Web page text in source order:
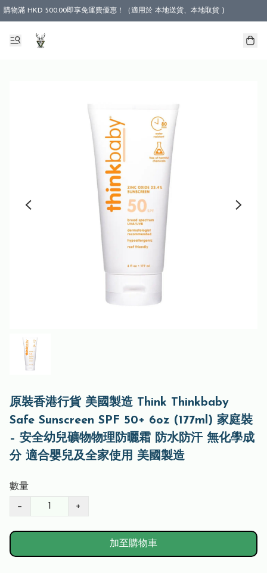
購物滿 HKD 500.00即享免運費優惠！（適用於 本地送貨、本地取貨 )
原裝香港行貨 美國製造 Think Thinkbaby
Safe Sunscreen SPF 50+ 6oz (177ml) 家庭裝
– 安全幼兒礦物物理防曬霜 防水防汗 無化學成
分 適合嬰兒及全家使用 美國製造
數量
− +
加至購物車